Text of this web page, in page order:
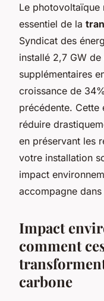
Le photovoltaïque
essentiel de la
Syndicat des
installé 2,7 GW
supplémentaires
croissance de
précédente.
réduire
en préservant les
votre installation
impact
accompagne
Impact
comment
carbone